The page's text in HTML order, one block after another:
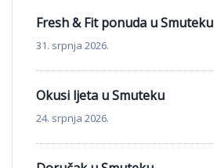
Fresh & Fit ponuda u Smuteku
31. srpnja 2026.
Okusi ljeta u Smuteku
24. srpnja 2026.